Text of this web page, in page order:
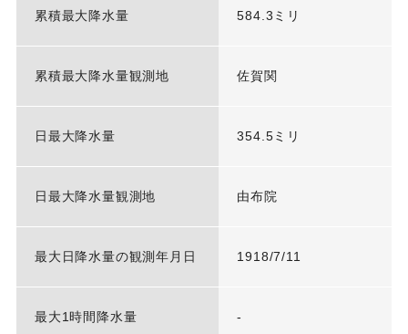
累積最大降水量 584.3ミリ
累積最大降水量観測地 佐賀関
日最大降水量 354.5ミリ
日最大降水量観測地 由布院
最大日降水量の観測年月日 1918/7/11
最大1時間降水量 -